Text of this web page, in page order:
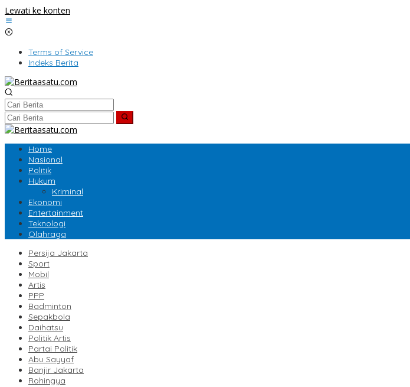
Lewati ke konten
Terms of Service
Indeks Berita
Home
Nasional
Politik
Hukum
Kriminal
Ekonomi
Entertainment
Teknologi
Olahraga
Persija Jakarta
Sport
Mobil
Artis
PPP
Badminton
Sepakbola
Daihatsu
Politik Artis
Partai Politik
Abu Sayyaf
Banjir Jakarta
Rohingya